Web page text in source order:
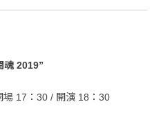
魂 2019”
場 17：30 / 開演 18：30